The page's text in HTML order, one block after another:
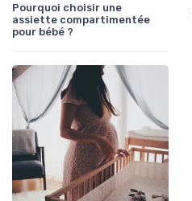
Pourquoi choisir une
assiette compartimentée
pour bébé ?